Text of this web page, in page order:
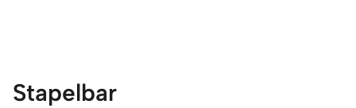
Stapelbar